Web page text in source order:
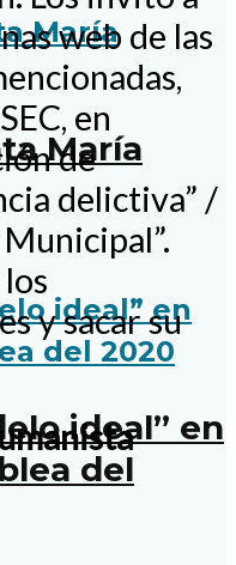
María
ideal” en
del
web de las
en
de
delictiva” /
y sacar su